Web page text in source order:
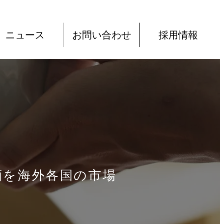
ニュース お問い合わせ 採用情報
海外各国の市場